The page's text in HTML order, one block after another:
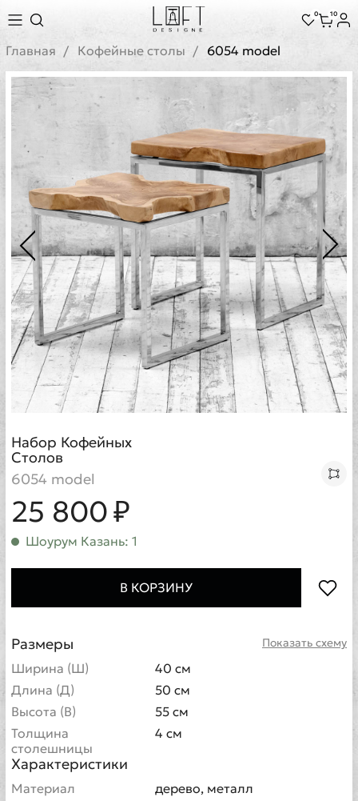
0 10
Главная Кофейные столы 6054 model
Набор Кофейных
Столов
6054 model
25 800 ₽
Шоурум Казань: 1
В КОРЗИНУ
Показать схему
Размеры
Ширина (Ш)
40 см
Длина (Д)
50 см
Высота (В)
55 см
Толщина
столешницы
4 см
Характеристики
Материал
дерево, металл